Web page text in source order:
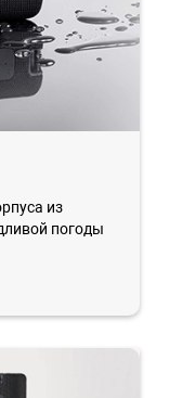
из
погоды